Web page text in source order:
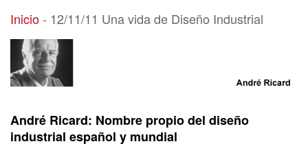
12/11/11 Una vida de Diseño Industrial
Inicio- 12/11/11 Una vida de Diseño Industrial
André Ricard: Nombre propio del diseño
industrial español y mundial